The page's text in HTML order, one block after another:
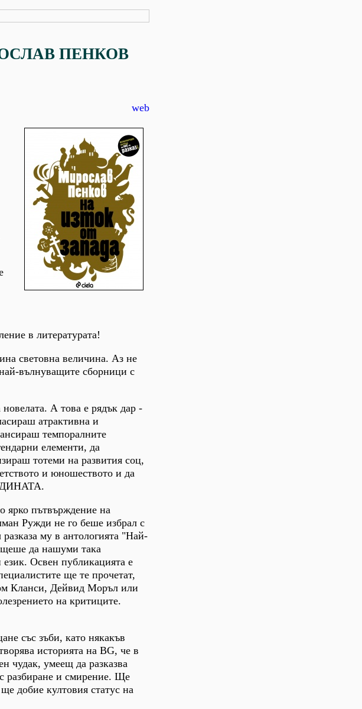
ПЕНКОВ
web
в литературата!
световна величина. Аз не
вълнуващите сборници с
А това е рядък дар -
атрактивна и
темпоралните
елементи, да
тотеми на развития соц,
и юношеството и да
ярко пътвърждение на
Ружди не го беше избрал с
му в антологията "Най-
щеше да нашуми така
Освен публикацията е
ще те прочетат,
Кланси, Дейвид Моръл или
на критиците.
със зъби, като някакъв
историята на BG, че в
чудак, умеещ да разказва
разбиране и смирение. Ще
добие култовия статус на